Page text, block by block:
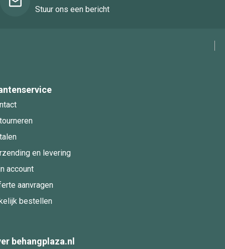
Stuur ons een bericht
en levering
account
aanvragen
bestellen
behangplaza.nl